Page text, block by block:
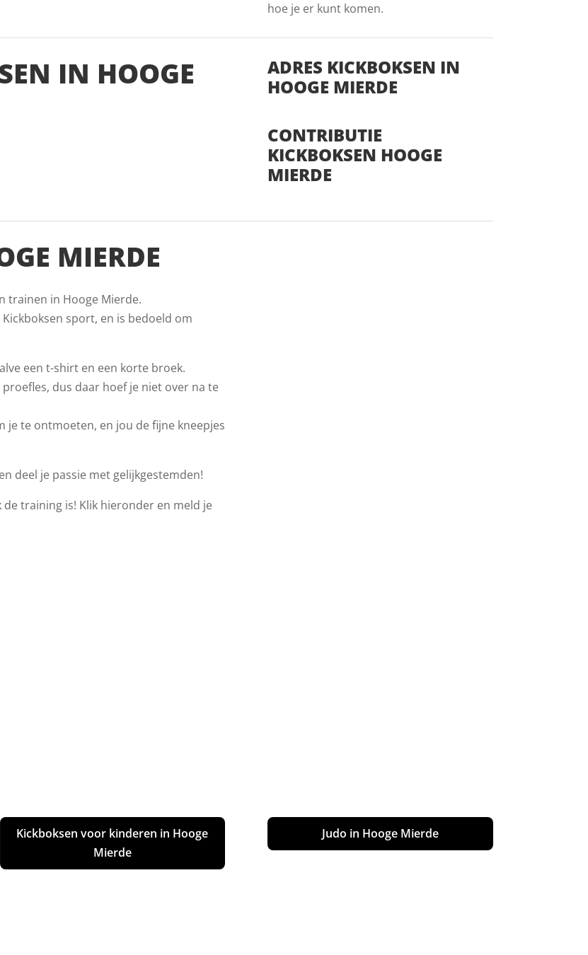
hoe je er kunt komen.
IN HOOGE
ADRES KICKBOKSEN IN
HOOGE MIERDE
CONTRIBUTIE
KICKBOKSEN HOOGE
MIERDE
MIERDE
trainen in Hooge Mierde.
sport, en is bedoeld om
een t-shirt en een korte broek.
dus daar hoef je niet over na te
je te ontmoeten, en jou de fijne kneepjes
deel je passie met gelijkgestemden!
training is! Klik hieronder en meld je
Kickboksen voor kinderen in Hooge
Mierde
Judo in Hooge Mierde